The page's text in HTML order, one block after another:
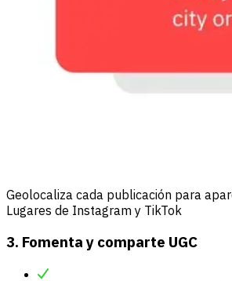
Geolocaliza cada publicación para
Lugares de Instagram y TikTok
3. Fomenta y comparte UGC